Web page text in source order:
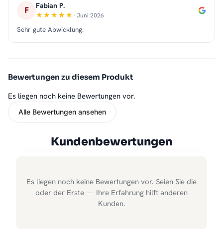
F Fabian P.
· Juni 2026
Sehr gute Abwicklung.
Bewertungen zu diesem Produkt
Es liegen noch keine Bewertungen vor.
Alle Bewertungen ansehen
Kundenbewertungen
Es liegen noch keine Bewertungen vor. Seien Sie die
oder der Erste — Ihre Erfahrung hilft anderen
Kunden.